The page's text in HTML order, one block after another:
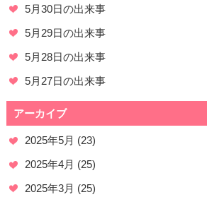
5月30日の出来事
5月29日の出来事
5月28日の出来事
5月27日の出来事
アーカイブ
2025年5月 (23)
2025年4月 (25)
2025年3月 (25)